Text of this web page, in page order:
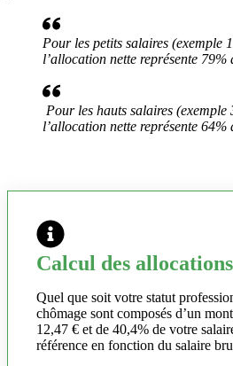
Pour les petits salaires (exemple
l’allocation nette représente 79%
Pour les hauts salaires (exemple
l’allocation nette représente 64%
Calcul des
Quel que soit votre statut
chômage sont composés d’un
12,47 € et de 40,4% de votre
référence en fonction du salaire